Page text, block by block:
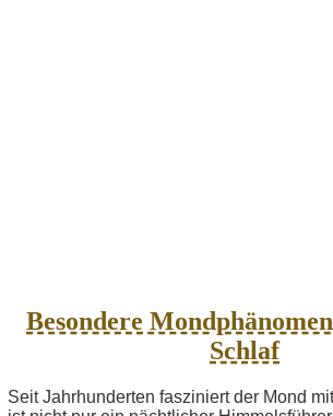
Besondere
Schlaf
Seit Jahrhunderten fasziniert der Mond